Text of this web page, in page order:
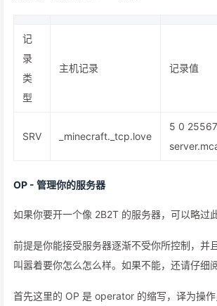
记
录
类
型
主机记录 记录值
SRV _minecraft._tcp.love
5 0 25567
OP - 管理你的服务器
如果你要开一个像 2B2T 的服务器，可以略过
前提是你能接受服务器逐渐不受你所控制，并
叫嚣着要你怎么怎么样。如果不能，还请仔细
首先这里的 OP 是 operator 的缩写，译为操